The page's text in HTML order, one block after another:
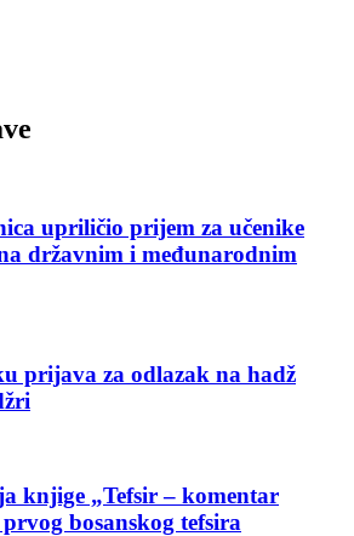
upriličio prijem za učenike
državnim i međunarodnim
prijava za odlazak na hadž
knjige „Tefsir – komentar
bosanskog tefsira